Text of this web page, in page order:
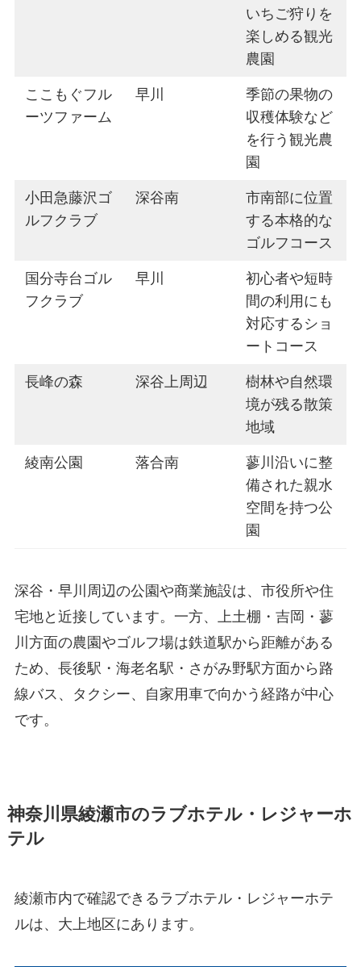
いちご狩りを
楽しめる観光
農園
ここもぐフル
ーツファーム
早川
季節の果物の
収穫体験など
を行う観光農
園
小田急藤沢ゴ
ルフクラブ
深谷南
市南部に位置
する本格的な
ゴルフコース
国分寺台ゴル
フクラブ
早川
初心者や短時
間の利用にも
対応するショ
ートコース
長峰の森 深谷上周辺
樹林や自然環
境が残る散策
地域
綾南公園 落合南
蓼川沿いに整
備された親水
空間を持つ公
園
深谷・早川周辺の公園や商業施設は、市役所や住
宅地と近接しています。一方、上土棚・吉岡・蓼
川方面の農園やゴルフ場は鉄道駅から距離がある
ため、長後駅・海老名駅・さがみ野駅方面から路
線バス、タクシー、自家用車で向かう経路が中心
です。
神奈川県綾瀬市のラブホテル・レジャーホ
テル
綾瀬市内で確認できるラブホテル・レジャーホテ
ルは、大上地区にあります。